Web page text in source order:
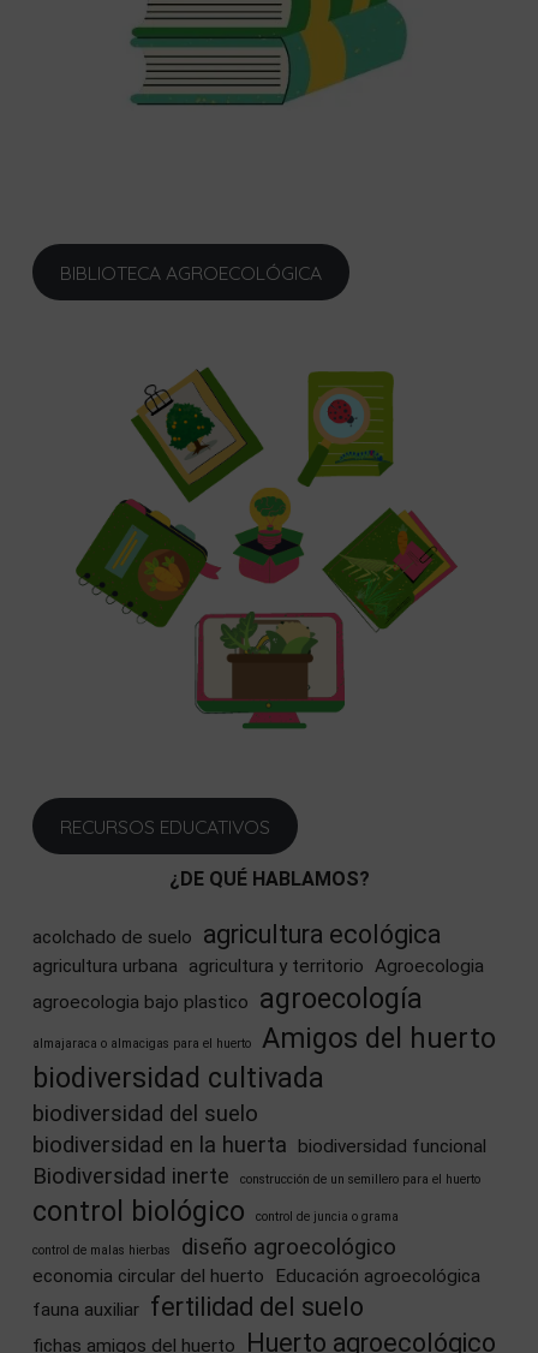
BIBLIOTECA AGROECOLÓGICA
RECURSOS EDUCATIVOS
¿DE QUÉ HABLAMOS?
acolchado de suelo agricultura ecológica
agricultura urbana agricultura y territorio Agroecologia
agroecologia bajo plastico
agroecología
almajaraca o almacigas para el huerto
Amigos del huerto
biodiversidad cultivada
biodiversidad del suelo
biodiversidad en la huerta
biodiversidad funcional
Biodiversidad inerte construcción de un semillero para el huerto
control biológico control de juncia o grama
control de malas hierbas diseño agroecológico
economia circular del huerto
Educación agroecológica
fauna auxiliar fertilidad del suelo
fichas amigos del huerto Huerto agroecológico